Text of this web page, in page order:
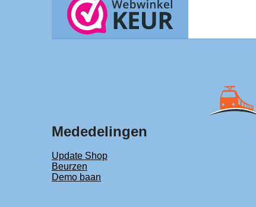
Mededelingen
Update Shop
Beurzen
Demo baan